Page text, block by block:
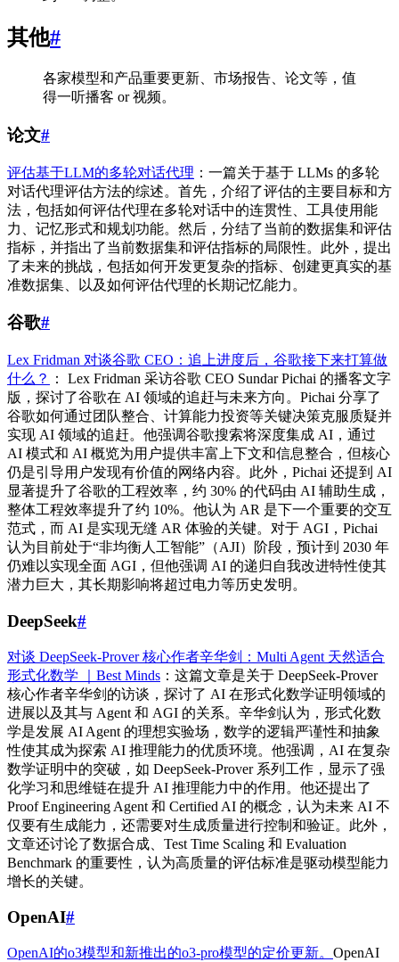
其他#
各家模型和产品重要更新、市场报告、论文等，值
得一听播客 or 视频。
论文#
评估基于LLM的多轮对话代理 ：一篇关于基于 LLMs 的多轮
对话代理评估方法的综述。首先，介绍了评估的主要目标和方
法，包括如何评估代理在多轮对话中的连贯性、工具使用能
力、记忆形式和规划功能。然后，分结了当前的数据集和评估
指标，并指出了当前数据集和评估指标的局限性。此外，提出
了未来的挑战，包括如何开发更复杂的指标、创建更真实的基
准数据集、以及如何评估代理的长期记忆能力。
谷歌#
Lex Fridman 对谈谷歌 CEO：追上进度后，谷歌接下来打算做
什么？
： Lex Fridman 采访谷歌 CEO Sundar Pichai 的播客文字
版，探讨了谷歌在 AI 领域的追赶与未来方向。Pichai 分享了
谷歌如何通过团队整合、计算能力投资等关键决策克服质疑并
实现 AI 领域的追赶。他强调谷歌搜索将深度集成 AI，通过
AI 模式和 AI 概览为用户提供丰富上下文和信息整合，但核心
仍是引导用户发现有价值的网络内容。此外，Pichai 还提到 AI
显著提升了谷歌的工程效率，约 30% 的代码由 AI 辅助生成，
整体工程效率提升了约 10%。他认为 AR 是下一个重要的交互
范式，而 AI 是实现无缝 AR 体验的关键。对于 AGI，Pichai
认为目前处于“非均衡人工智能”（AJI）阶段，预计到 2030 年
仍难以实现全面 AGI，但他强调 AI 的递归自我改进特性使其
潜力巨大，其长期影响将超过电力等历史发明。
DeepSeek#
对谈 DeepSeek-Prover 核心作者辛华剑：Multi Agent 天然适合
形式化数学 ｜Best Minds ：这篇文章是关于 DeepSeek-Prover
核心作者辛华剑的访谈，探讨了 AI 在形式化数学证明领域的
进展以及其与 Agent 和 AGI 的关系。辛华剑认为，形式化数
学是发展 AI Agent 的理想实验场，数学的逻辑严谨性和抽象
性使其成为探索 AI 推理能力的优质环境。他强调，AI 在复杂
数学证明中的突破，如 DeepSeek-Prover 系列工作，显示了强
化学习和思维链在提升 AI 推理能力中的作用。他还提出了
Proof Engineering Agent 和 Certified AI 的概念，认为未来 AI 不
仅要有生成能力，还需要对生成质量进行控制和验证。此外，
文章还讨论了数据合成、Test Time Scaling 和 Evaluation
Benchmark 的重要性，认为高质量的评估标准是驱动模型能力
增长的关键。
OpenAI#
OpenAI的o3模型和新推出的o3-pro模型的定价更新。 OpenAI